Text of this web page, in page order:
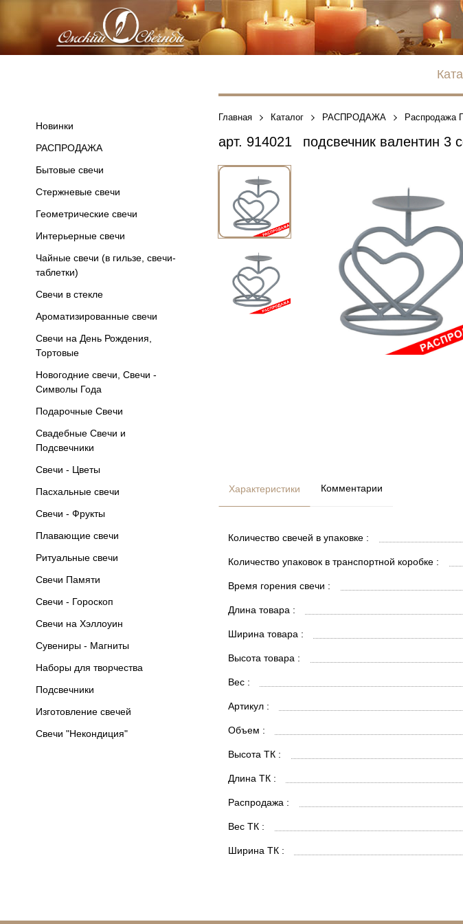
Новинки
РАСПРОДАЖА
Бытовые свечи
Стержневые свечи
Геометрические свечи
Интерьерные свечи
Чайные свечи (в гильзе, свечи-
таблетки)
Свечи в стекле
Ароматизированные свечи
Свечи на День Рождения,
Тортовые
Новогодние свечи, Свечи -
Символы Года
Подарочные Свечи
Свадебные Свечи и
Подсвечники
Свечи - Цветы
Пасхальные свечи
Свечи - Фрукты
Плавающие свечи
Ритуальные свечи
Свечи Памяти
Свечи - Гороскоп
Свечи на Хэллоуин
Сувениры - Магниты
Наборы для творчества
Подсвечники
Изготовление свечей
Свечи "Некондиция"
Главная Каталог РАСПРОДАЖА Распродажа
арт. 914021 подсвечник валентин 3
Характеристики
Количество свечей в упаковке :
Количество упаковок в транспортной коробке :
Время горения свечи :
Длина товара :
Ширина товара :
Высота товара :
Вес :
Артикул :
Объем :
Высота ТК :
Длина ТК :
Распродажа :
Вес ТК :
Ширина ТК :
Комментарии